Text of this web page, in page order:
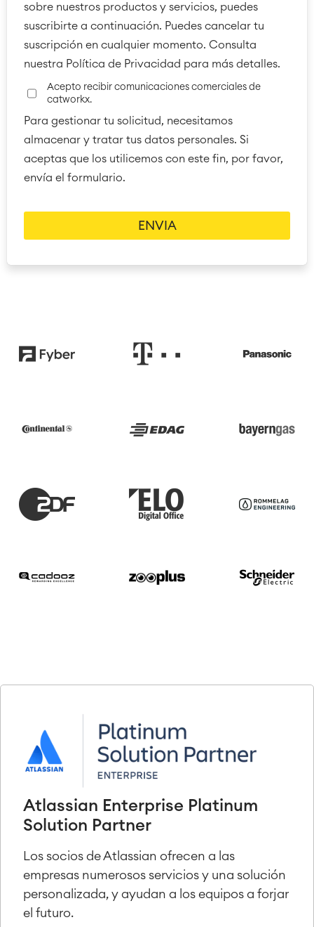
LMS / eLearning
ERP Soluciones
Informes y paneles de control
Gestión del trabajo
Gestión de servicios IT & CMDB
Viaja a la gestión de servicios
Gestión de servicios para
Wiki Empresarial
RECURSOS
sobre nuestros productos y servicios, puedes
suscribirte a continuación. Puedes cancelar tu
suscripción en cualquier momento. Consulta
nuestra Política de Privacidad para más detalles.
Acepto recibir comunicaciones comerciales de
catworkx.
Para gestionar tu solicitud, necesitamos
almacenar y tratar tus datos personales. Si
aceptas que los utilicemos con este fin, por favor,
envía el formulario.
Atlassian Enterprise Platinum
Solution Partner
Los socios de Atlassian ofrecen a las
empresas numerosos servicios y una solución
personalizada, y ayudan a los equipos a forjar
el futuro.